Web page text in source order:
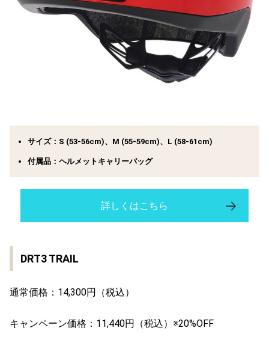
サイズ： S (53-56cm)、M (55-59cm)、L (58-61cm)
付属品： ヘルメットキャリーバッグ
詳しくはこちら
DRT3 TRAIL
通常価格：14,300円（税込）
キャンペーン価格：11,440円（税込）※20%OFF